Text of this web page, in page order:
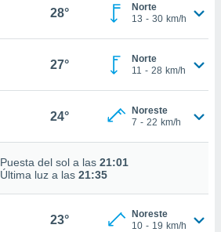
28°
Norte
13 - 30 km/h
27°
Norte
11 - 28 km/h
24°
Noreste
7 - 22 km/h
Puesta del sol a las 21:01
Última luz a las 21:35
23°
Noreste
10 - 19 km/h